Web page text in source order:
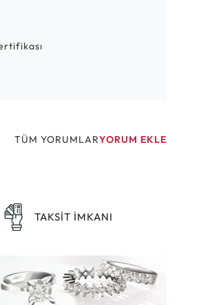
TÜM YORUMLARYORUM EKLE
TAKSİT İMKANI